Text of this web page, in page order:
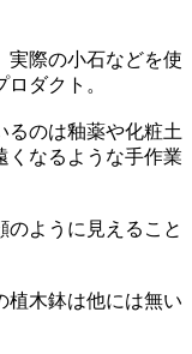
実際の小石などを使
ダクト。
るのは釉薬や化粧土
くなるような手作業
のように見えること
植木鉢は他には無い